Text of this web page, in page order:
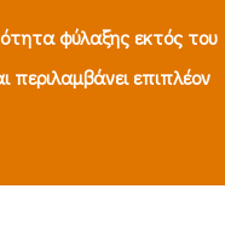
φύλαξης εκτός του
περιλαμβάνει επιπλέον